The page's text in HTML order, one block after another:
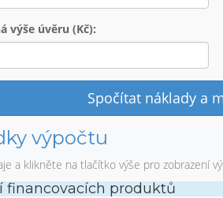
výše úvěru (Kč):
Spočítat náklady a
výpočtu
a klikněte na tlačítko výše pro zobrazení
financovacích produktů